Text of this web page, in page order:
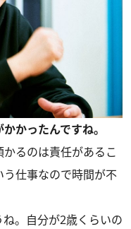
かったんですね。
るのは責任があるこ
仕事なので時間が不
。自分が2歳くらいの